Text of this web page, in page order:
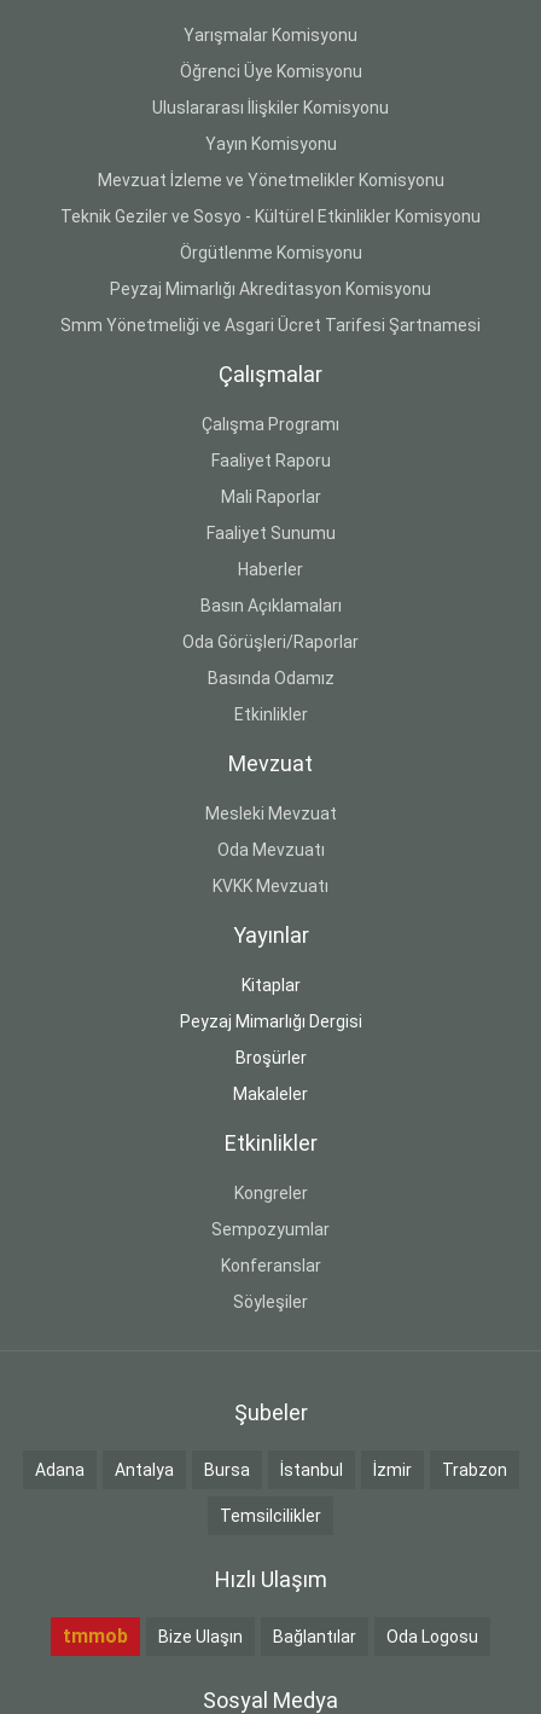
Yarışmalar Komisyonu
Öğrenci Üye Komisyonu
Uluslararası İlişkiler Komisyonu
Yayın Komisyonu
Mevzuat İzleme ve Yönetmelikler Komisyonu
Teknik Geziler ve Sosyo - Kültürel Etkinlikler Komisyonu
Örgütlenme Komisyonu
Peyzaj Mimarlığı Akreditasyon Komisyonu
Smm Yönetmeliği ve Asgari Ücret Tarifesi Şartnamesi
Çalışmalar
Çalışma Programı
Faaliyet Raporu
Mali Raporlar
Faaliyet Sunumu
Haberler
Basın Açıklamaları
Oda Görüşleri/Raporlar
Basında Odamız
Etkinlikler
Mevzuat
Mesleki Mevzuat
Oda Mevzuatı
KVKK Mevzuatı
Yayınlar
Kitaplar
Peyzaj Mimarlığı Dergisi
Broşürler
Makaleler
Etkinlikler
Kongreler
Sempozyumlar
Konferanslar
Söyleşiler
Şubeler
Adana Antalya Bursa İstanbul İzmir Trabzon
Temsilcilikler
Hızlı Ulaşım
tmmob Bize Ulaşın Bağlantılar Oda Logosu
Sosyal Medya